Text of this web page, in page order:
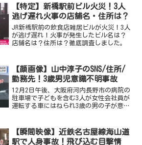
誰？名前・顔画像・住所は？ 逮捕され
た運転手の...
【特定】新橋駅前ビル火災！3人
逃げ遅れ火事の店舗名・住所は？
JR新橋駅前の飲食店雑居ビルが火災！3人
が逃げ遅れ！火事が発生したビル名は？
店舗名は？住所は？徹底調査しました。
【顔画像】山中淳子のSNS/住所/
勤務先！3歳男児意識不明事故
12月2日午後、大阪府河内長野市の病院の
駐車場で子どもを含む3人が女性会社員が
運転する車にはねられ3歳の男の子が意識
会社員、山中淳子容疑者（６５）を過失
運転傷害の疑いで...
【瞬間映像】近鉄名古屋線海山道
駅で人身事故！飛び込む目撃情